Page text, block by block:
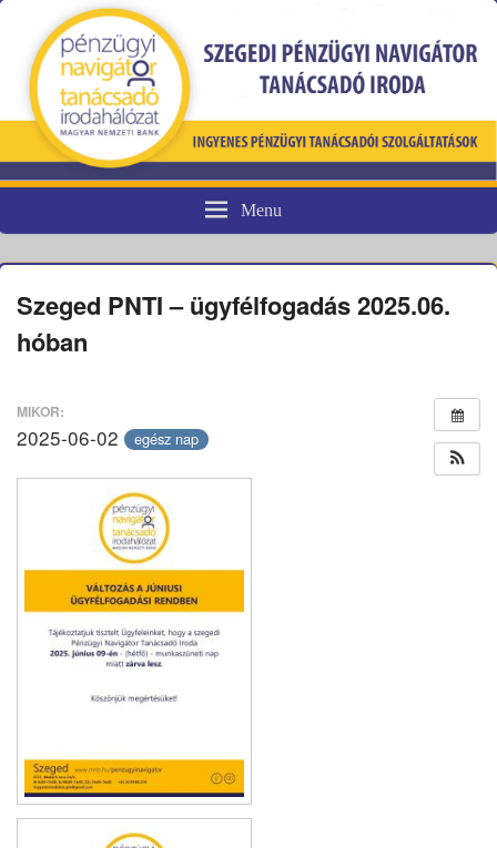
Pénzügyi fogyasztóvédelem
Menu
Szeged PNTI – ügyfélfogadás 2025.06.
hóban
MIKOR:
2025-06-02 egész nap